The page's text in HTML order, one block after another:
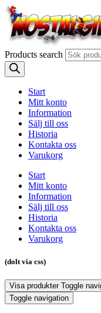
Products search
Start
Mitt konto
Information
Sälj till oss
Historia
Kontakta oss
Varukorg
Start
Mitt konto
Information
Sälj till oss
Historia
Kontakta oss
Varukorg
(dolt via css)
Visa produkter Toggle
Toggle navigation